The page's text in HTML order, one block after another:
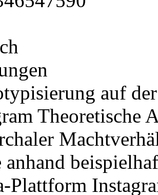
auf
Theoretische
anhand
Plattform